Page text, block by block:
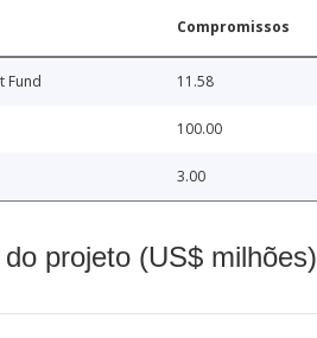
Compromissos
Fund 11.58
100.00
3.00
projeto (US$ milhões)